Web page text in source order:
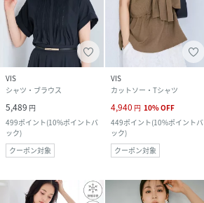
VIS
シャツ・ブラウス
5,489 円
499ポイント(10%ポイントバ
ック)
クーポン対象
VIS
カットソー・Tシャツ
4,940 円 10%OFF
449ポイント(10%ポイントバ
ック)
クーポン対象